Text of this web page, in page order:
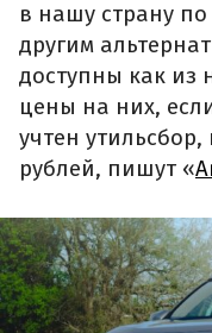
в нашу страну
другим
доступны как из
цены на них,
учтен
рублей, пишут «